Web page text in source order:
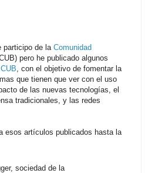
participo de laComunidad
pero he publicado algunos
, con el objetivo de fomentar la
que tienen que ver con el uso
de las nuevas tecnologías, el
tradicionales, y las redes
esos artículos publicados hasta la
sociedad de la